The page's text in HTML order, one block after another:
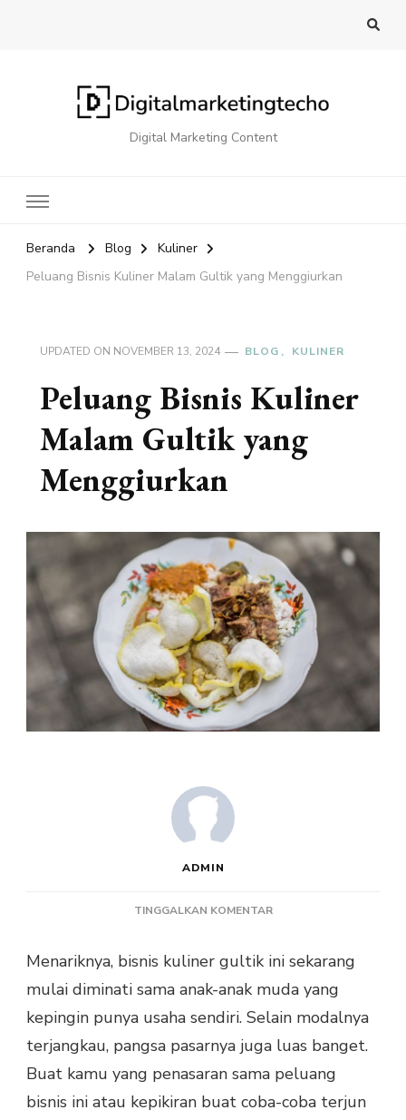
Digital Marketing Content
Beranda Blog
Kuliner
Peluang Bisnis Kuliner Malam Gultik yang Menggiurkan
UPDATED ON NOVEMBER 13, 2024 BLOG KULINER
Peluang Bisnis Kuliner
Malam Gultik yang
Menggiurkan
ADMIN
TINGGALKAN KOMENTARPADA
KULINER
MALAM
YANG
MENGGIURKAN
Menariknya, bisnis kuliner gultik ini sekarang
mulai diminati sama anak-anak muda yang
kepingin punya usaha sendiri. Selain modalnya
terjangkau, pangsa pasarnya juga luas banget.
Buat kamu yang penasaran sama peluang
bisnis ini atau kepikiran buat coba-coba terjun